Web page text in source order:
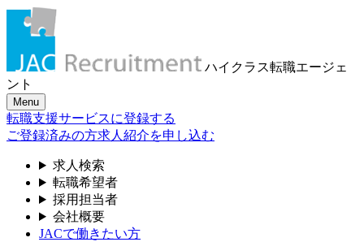
ハイクラス転職エージェ
ント
Menu
転職支援サービスに登録する
ご登録済みの方求人紹介を申し込む
求人検索
転職希望者
採用担当者
会社概要
JACで働きたい方